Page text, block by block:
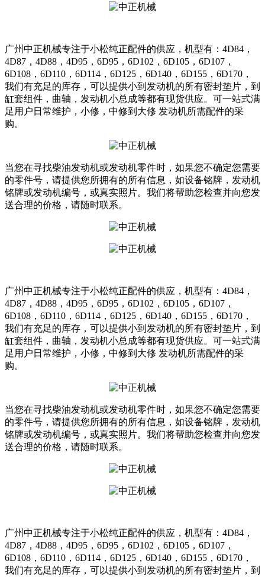
广州中正机械专注于小松纯正配件的供应，机型有：4D84，
4D87，4D88，4D95，6D95，6D102，6D105，6D107，
6D108，6D110，6D114，6D125，6D140，6D155，6D170，
我们有充足的库存，可以提供小到发动机的所有密封垫片，到
缸套组件，曲轴，发动机小总成等都有现货供应。可一站式满
足用户日常维护，小修，中修到大修 发动机所需配件的采
购。
当您在寻找柴油发动机或发动机零件时，如果您不确定您需要
的零件号，请提供您所拥有的所有信息，如设备铭牌，发动机
铭牌或发动机编号，或真实照片。我们将帮助您检查并向您发
送合理的价格，请随时联系。
广州中正机械专注于小松纯正配件的供应，机型有：4D84，
4D87，4D88，4D95，6D95，6D102，6D105，6D107，
6D108，6D110，6D114，6D125，6D140，6D155，6D170，
我们有充足的库存，可以提供小到发动机的所有密封垫片，到
缸套组件，曲轴，发动机小总成等都有现货供应。可一站式满
足用户日常维护，小修，中修到大修 发动机所需配件的采
购。
当您在寻找柴油发动机或发动机零件时，如果您不确定您需要
的零件号，请提供您所拥有的所有信息，如设备铭牌，发动机
铭牌或发动机编号，或真实照片。我们将帮助您检查并向您发
送合理的价格，请随时联系。
广州中正机械专注于小松纯正配件的供应，机型有：4D84，
4D87，4D88，4D95，6D95，6D102，6D105，6D107，
6D108，6D110，6D114，6D125，6D140，6D155，6D170，
我们有充足的库存，可以提供小到发动机的所有密封垫片，到